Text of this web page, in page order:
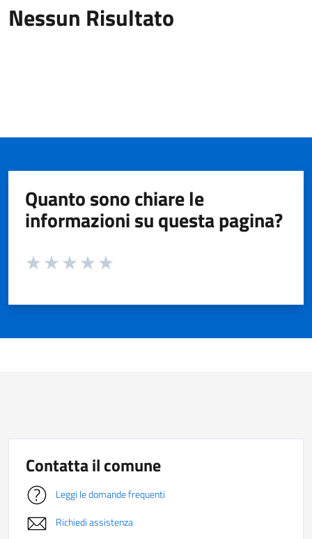
Nessun Risultato
Quanto sono chiare le
informazioni su questa pagina?
Valuta da 1 a 5 stelle la pagina
Contatta il comune
Leggi le domande frequenti
Richiedi assistenza